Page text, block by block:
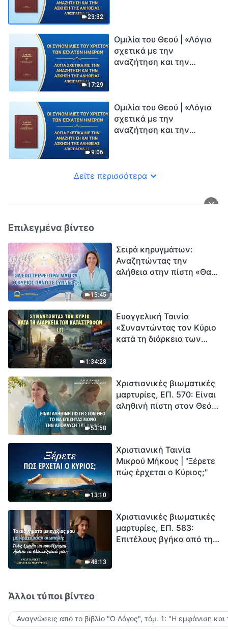
23:32
17:29
Ομιλία του Θεού | «Λόγια
σχετικά με την
αναζήτηση και την
9:06
Ομιλία του Θεού | «Λόγια
σχετικά με την
αναζήτηση και την
Δείτε περισσότερα
Επιλεγμένα βίντεο
15:45
Σειρά κηρυγμάτων:
Αναζητώντας την
αλήθεια στην πίστη «Θα
1:34:28
Ευαγγελική Ταινία
«Συναντώντας τον Κύριο
κατά τη διάρκεια των
εξαφάνισης». Οι
καταστροφές χτυπούν.
Ξεκινά η αντίστροφη
53:58
Χριστιανικές βιωματικές
μαρτυρίες, ΕΠ. 570: Είναι
αληθινή πίστη στον Θεό
13:10
Χριστιανική Ταινία
Μικρού Μήκους | "Ξέρετε
πώς έρχεται ο Κύριος;"
48:13
Χριστιανικές βιωματικές
μαρτυρίες, ΕΠ. 583:
Επιτέλους βγήκα από τη
Άλλοι τύποι βίντεο
Αναγνώσεις από το βιβλίο "Ο Λόγος", τόμ. 1: "Η εμφάνιση